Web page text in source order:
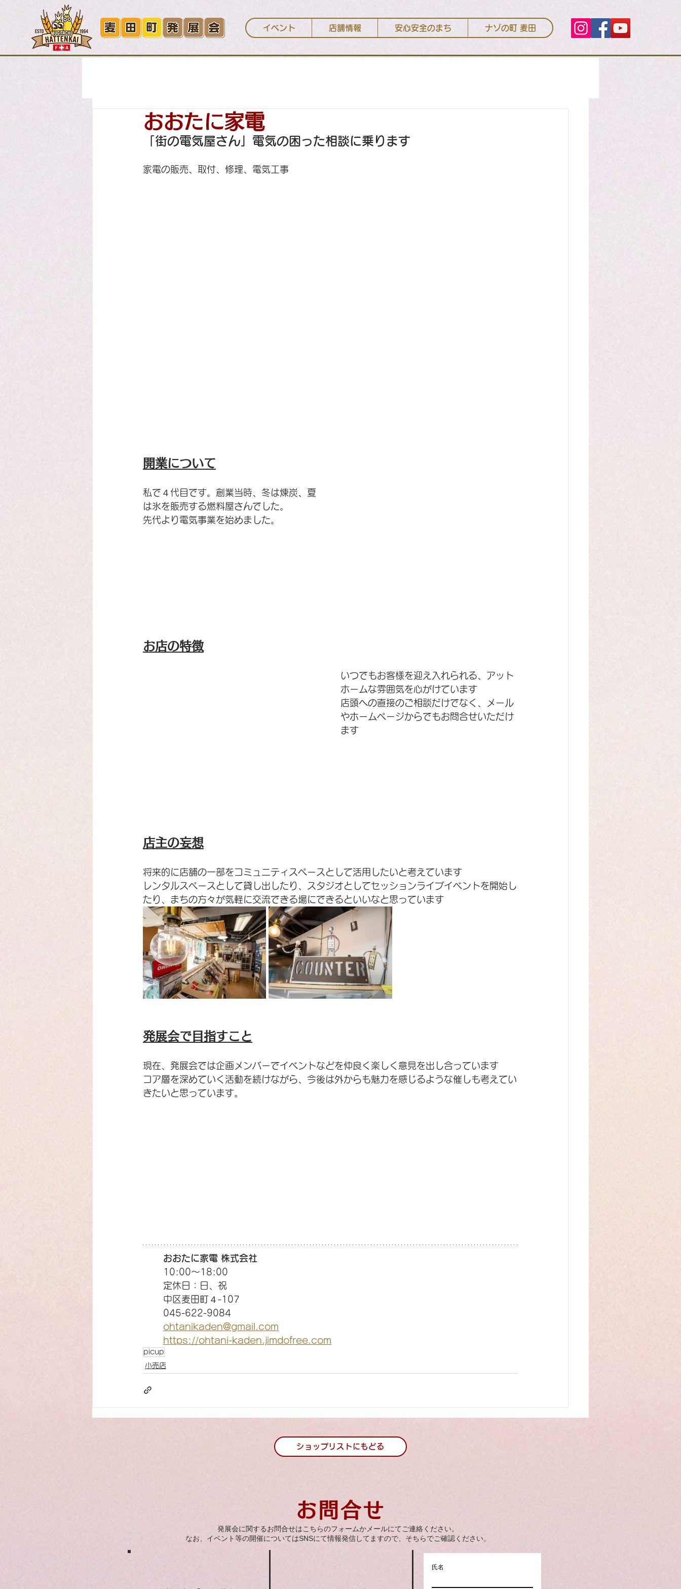
イベント 店舗情報 安心安全のまち ナゾの町 麦田
サービス
おおたに家電
「街の電気屋さん」電気の困った相談に乗ります
家電の販売、取付、修理、電気工事
開業について
私で４代目です。創業当時、冬は煉炭、夏
は氷を販売する燃料屋さんでした。
先代より電気事業を始めました。
お店の特徴
いつでもお客様を迎え入れられる、アット
ホームな雰囲気を心がけています
店頭への直接のご相談だけでなく、メール
やホームページからでもお問合せいただけ
ます
店主の妄想
将来的に店舗の一部をコミュニティスペースとして活用したいと考えています
レンタルスペースとして貸し出したり、スタジオとしてセッションライブイベントを開始し
たり、まちの方々が気軽に交流できる場にできるといいなと思っています
発展会で目指すこと
現在、発展会では企画メンバーでイベントなどを仲良く楽しく意見を出し合っています
コア層を深めていく活動を続けながら、今後は外からも魅力を感じるような催しも考えてい
きたいと思っています。
おおたに家電 株式会社
10:00〜18:00
定休日：日、祝
中区麦田町４-107
045-622-9084
ohtanikaden@gmail.com
https://ohtani-kaden.jimdofree.com
picup
小売店
ショップリストにもどる
お問合せ
発展会に関するお問合せはこちらのフォームかメールにてご連絡ください。
​なお、イベント等の開催についてはSNSにて情報発信してますので、そちらでご確認ください。
氏名